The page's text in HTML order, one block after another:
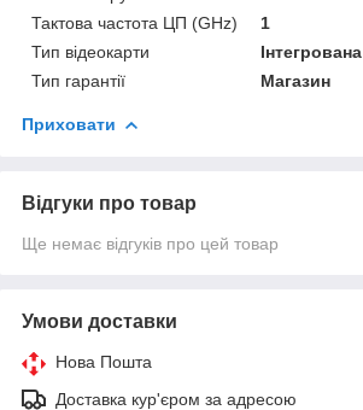
Тактова частота ЦП (GHz)
1
Тип відеокарти
Інтегрована
Тип гарантії
Магазин
Приховати
Відгуки про товар
Ще немає відгуків про цей товар
Умови доставки
Нова Пошта
Доставка кур'єром за адресою